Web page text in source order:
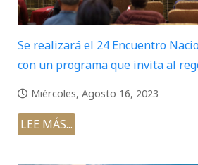
Se realizará el 24 Encuentro
con un programa que invita al
Miércoles, Agosto 16, 2023
LEE MÁS...